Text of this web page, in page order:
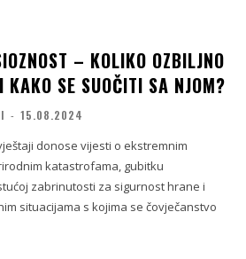
– KOLIKO OZBILJNO
SE SUOČITI SA NJOM?
- 15.08.2024
donose vijesti o ekstremnim
katastrofama, gubitku
zabrinutosti za sigurnost hrane i
situacijama s kojima se čovječanstvo